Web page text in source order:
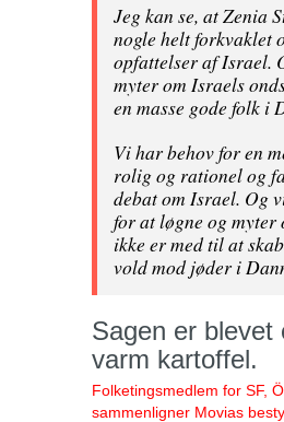
Jeg kan se, at Zenia
nogle helt forkvaklet
opfattelser af Israel.
myter om Israels
en masse gode folk i
Vi har behov for en
rolig og rationel og
debat om Israel. Og
for at løgne og myter
ikke er med til at
vold mod jøder i
Sagen er blevet
varm kartoffel.
Folketingsmedlem for SF,
sammenligner Movias